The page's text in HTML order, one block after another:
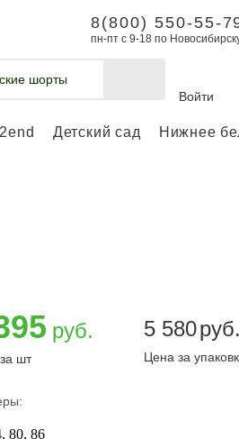
8(800) 550-55-
пн-пт с 9-18 по
шорты
Войти
Детский сад Нижнее
руб.
шт
5 580руб.
Цена за
80 86